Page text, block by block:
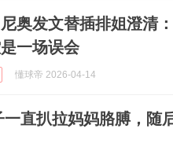
奥发文替插排姐澄清
一场误会
懂球帝 2026-04-14
直扒拉妈妈胳膊，随